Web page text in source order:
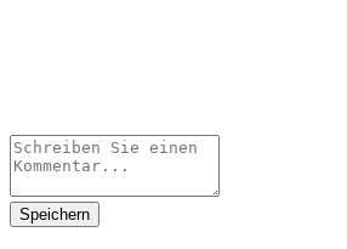
Speichern